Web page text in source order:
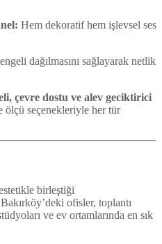
Hem dekoratif hem işlevsel ses
dağılmasını sağlayarak netlik
çevre dostu ve alev geciktirici
ölçü seçenekleriyle her tür
birleştiği
Bakırköy’deki ofisler, toplantı
ve ev ortamlarında en sık